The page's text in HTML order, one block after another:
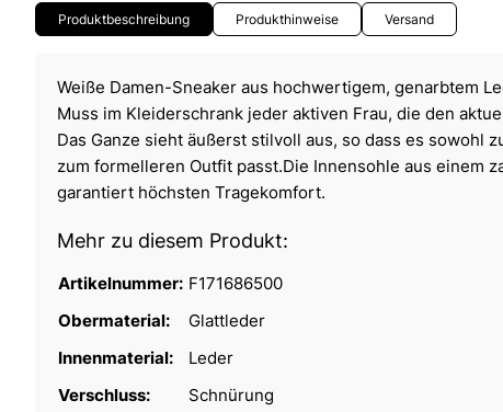
Produktbeschreibung Produkthinweise Versand
Weiße Damen-Sneaker aus hochwertigem, genarbtem
Muss im Kleiderschrank jeder aktiven Frau, die den
Das Ganze sieht äußerst stilvoll aus, so dass es sowohl
zum formelleren Outfit passt.Die Innensohle aus einem
garantiert höchsten Tragekomfort.
Mehr zu diesem Produkt:
Artikelnummer: F171686500
Obermaterial:
Glattleder
Innenmaterial:
Leder
Verschluss:
Schnürung